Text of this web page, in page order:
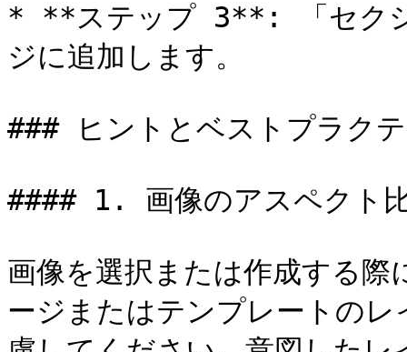
* **ステップ 3**: 「セクシ
ジに追加します。
### ヒントとベストプラク
#### 1. 画像のアスペクト
画像を選択または作成する
ージまたはテンプレートの